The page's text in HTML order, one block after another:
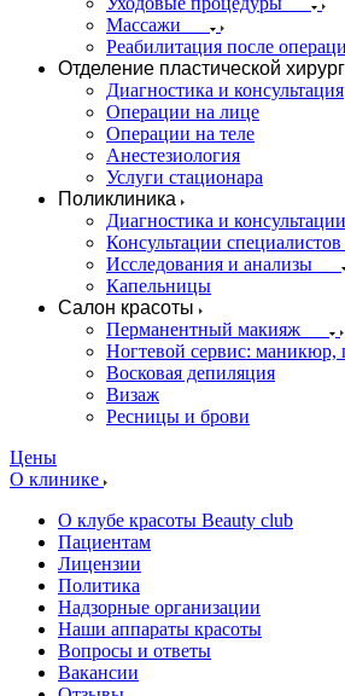
Массажи
Реабилитация после
Отделение пластической
Диагностика и консультация
Операции на лице
Операции на теле
Анестезиология
Услуги стационара
Поликлиника
Диагностика и консультации
Консультации специалистов
Исследования и анализы
Капельницы
Салон красоты
Перманентный макияж
Ногтевой сервис: маникюр,
Восковая депиляция
Визаж
Ресницы и брови
Цены
О клинике
О клубе красоты Beauty club
Пациентам
Лицензии
Политика
Надзорные организации
Наши аппараты красоты
Вопросы и ответы
Вакансии